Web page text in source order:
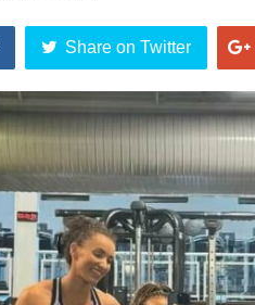
Share on Twitter